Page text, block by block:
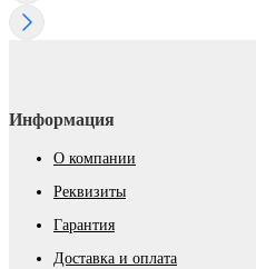
Информация
О компании
Реквизиты
Гарантия
Доставка и оплата